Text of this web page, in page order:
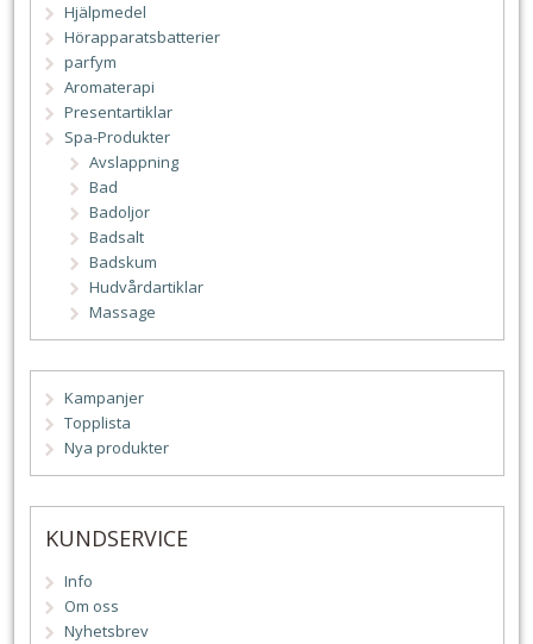
Hjälpmedel
Hörapparatsbatterier
parfym
Aromaterapi
Presentartiklar
Spa-Produkter
Avslappning
Bad
Badoljor
Badsalt
Badskum
Hudvårdartiklar
Massage
Kampanjer
Topplista
Nya produkter
KUNDSERVICE
Info
Om oss
Nyhetsbrev